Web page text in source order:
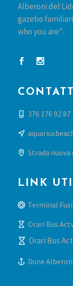
Alberoni del
gazebo
who you are".
376 176 92 87
Strada nuova
LINK
Terminal
Orari Bus
Orari Bus
Dune